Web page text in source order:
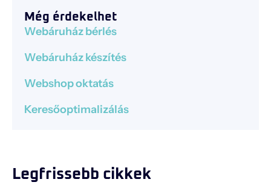
Még érdekelhet
Webáruház bérlés
Webáruház készítés
Webshop oktatás
Keresőoptimalizálás
Legfrissebb cikkek